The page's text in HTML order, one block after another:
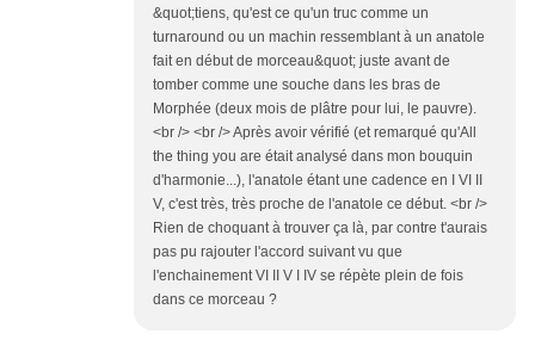
&quot;tiens, qu'est ce qu'un truc comme un
turnaround ou un machin ressemblant à un anatole
fait en début de morceau&quot; juste avant de
tomber comme une souche dans les bras de
Morphée (deux mois de plâtre pour lui, le pauvre).
<br /> <br /> Après avoir vérifié (et remarqué qu'All
the thing you are était analysé dans mon bouquin
d'harmonie...), l'anatole étant une cadence en I VI II
V, c'est très, très proche de l'anatole ce début. <br />
Rien de choquant à trouver ça là, par contre t'aurais
pas pu rajouter l'accord suivant vu que
l'enchainement VI II V I IV se répète plein de fois
dans ce morceau ?